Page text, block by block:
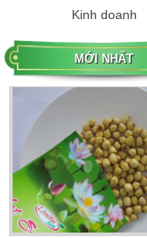
Kinh doanh
MỚI NHẤT